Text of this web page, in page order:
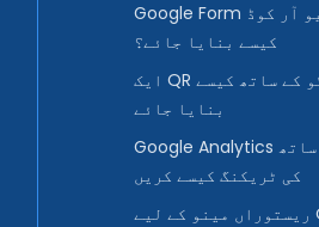
Google Form کے لیے ایک کیو آر کوڈ
کیسے بنایا جائے؟
ایک QR کوڈ لوگو کے ساتھ کیسے
بنایا جائے
Google Analytics کے ساتھ QR کوڈ
کی ٹریکنگ کیسے کریں
ریستوراں مینو کے لیے QR کوڈ کیسے